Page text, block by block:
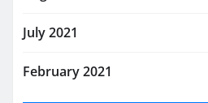
July 2021
February 2021